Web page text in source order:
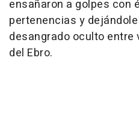
ensañaron a golpes con
pertenencias y
desangrado oculto entre
del Ebro.